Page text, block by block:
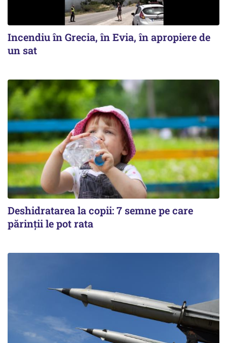
Incendiu în Grecia, în Evia, în apropiere de
un sat
Deshidratarea la copii: 7 semne pe care
părinții le pot rata